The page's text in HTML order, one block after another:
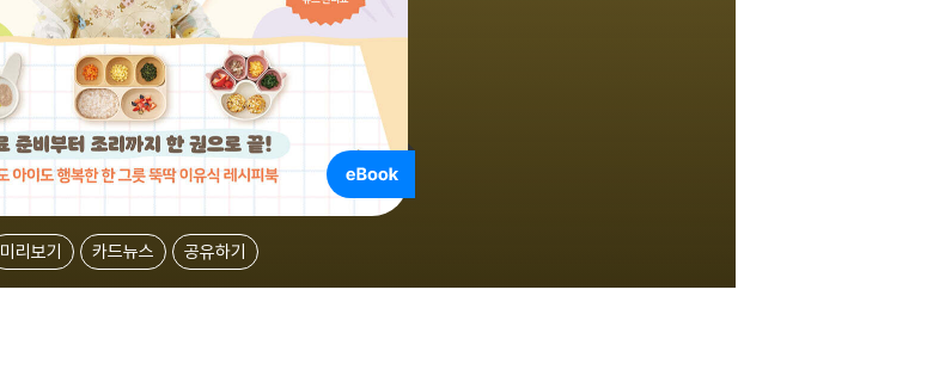
미리보기 카드뉴스 공유하기